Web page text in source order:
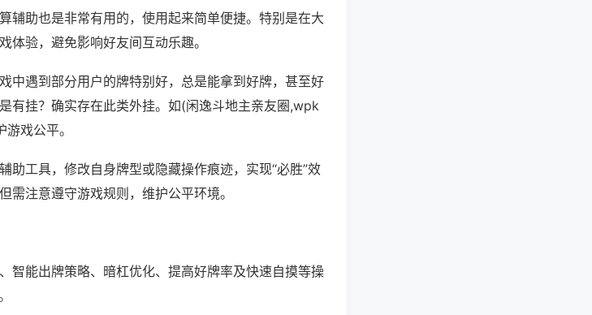
辅助也是非常有用的，使用起来简单便捷。特别是在大
体验，避免影响好友间互动乐趣。
中遇到部分用户的牌特别好，总是能拿到好牌，甚至好
有挂？确实存在此类外挂。如(闲逸斗地主亲友圈,wpk
戏公平。
助工具，修改自身牌型或隐藏操作痕迹，实现“必胜”效
需注意遵守游戏规则，维护公平环境。
智能出牌策略、暗杠优化、提高好牌率及快速自摸等操